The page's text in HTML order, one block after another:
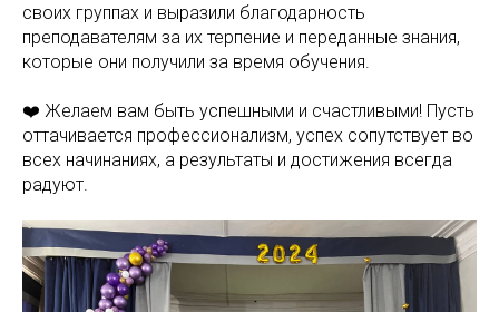
своих группах и выразили благодарность
преподавателям за их терпение и переданные знания,
которые они получили за время обучения.
❤️ Желаем вам быть успешными и счастливыми! Пусть
оттачивается профессионализм, успех сопутствует во
всех начинаниях, а результаты и достижения всегда
радуют.